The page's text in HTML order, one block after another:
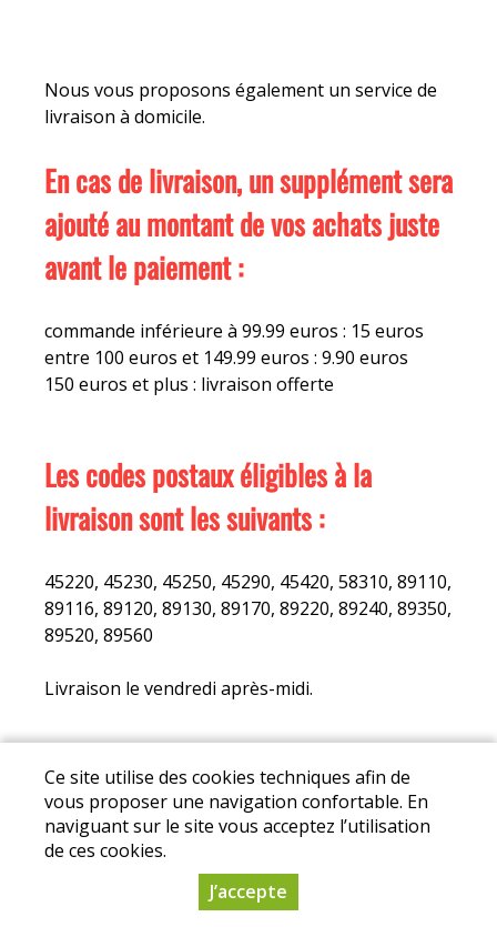
Nous vous proposons également un service de
livraison à domicile.
En cas de livraison, un supplément sera
ajouté au montant de vos achats juste
avant le paiement :
commande inférieure à 99.99 euros : 15 euros
entre 100 euros et 149.99 euros : 9.90 euros
150 euros et plus : livraison offerte
Les codes postaux éligibles à la
livraison sont les suivants :
45220, 45230, 45250, 45290, 45420, 58310, 89110,
89116, 89120, 89130, 89170, 89220, 89240, 89350,
89520, 89560
Livraison le vendredi après-midi.
Ventes|Protection des données personnelles
© Copyright 2025 - Association Drive des Fermes
Dynapse- Partenaire numérique
Ce site utilise des cookies techniques afin de
vous proposer une navigation confortable. En
naviguant sur le site vous acceptez l’utilisation
de ces cookies.
J’accepte